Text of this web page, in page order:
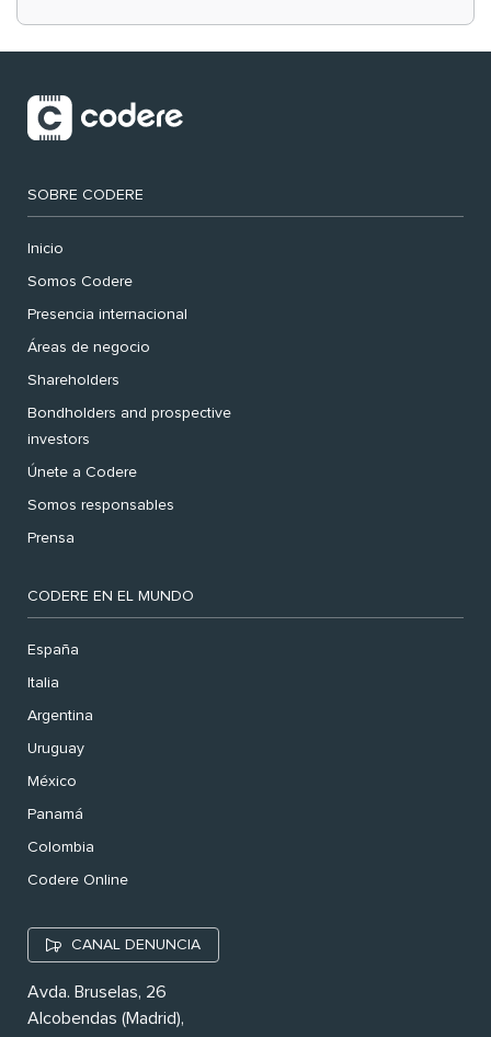
SOBRE CODERE
Inicio
Somos Codere
Presencia internacional
Áreas de negocio
Shareholders
Bondholders and prospective
investors
Únete a Codere
Somos responsables
Prensa
CODERE EN EL MUNDO
España
Italia
Argentina
Uruguay
México
Panamá
Colombia
Codere Online
CANAL DENUNCIA
Avda. Bruselas, 26
Alcobendas (Madrid),